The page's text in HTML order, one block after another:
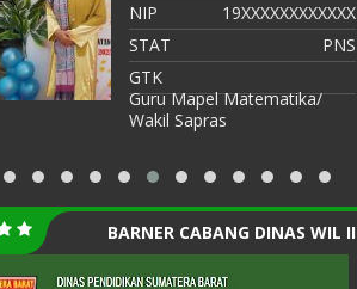
NIP
19XXXXXXXXXXXX
STAT
PNS
GTK
Guru Mapel Matematika/
Wakil Sapras
BARNER CABANG DINAS WIL II